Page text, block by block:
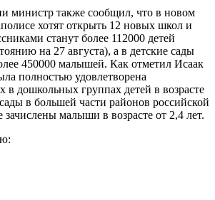
министр также сообщил, что в новом
хотят открыть 12 новых школ и
станут более 112000 детей
на 27 августа), а в детские сады
450000 малышей. Как отметил Исаак
полностью удовлетворена
в дошкольных группах детей в возрасте
в большей части районов российской
малыши в возрасте от 2,4 лет.